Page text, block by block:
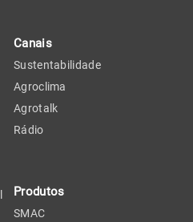
Canais
Sustentabilidade
Agroclima
Agrotalk
Rádio
Produtos
SMAC